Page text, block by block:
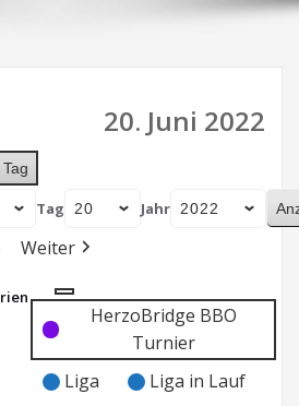
20. Juni 2022
Tag
Tag Jahr
Weiter
Kategorie
ohne
Titel
Kategorie
Titel
HerzoBridge BBO
Turnier
Liga
Liga in Lauf